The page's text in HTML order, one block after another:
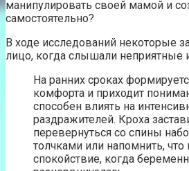
манипулировать своей мамой и
самостоятельно?
В ходе исследований некоторые
лицо, когда слышали неприятные
На ранних сроках
комфорта и приходит
способен влиять на
раздражителей. Кроха
перевернуться со спины
толчками или напомнить, что
спокойствие, когда